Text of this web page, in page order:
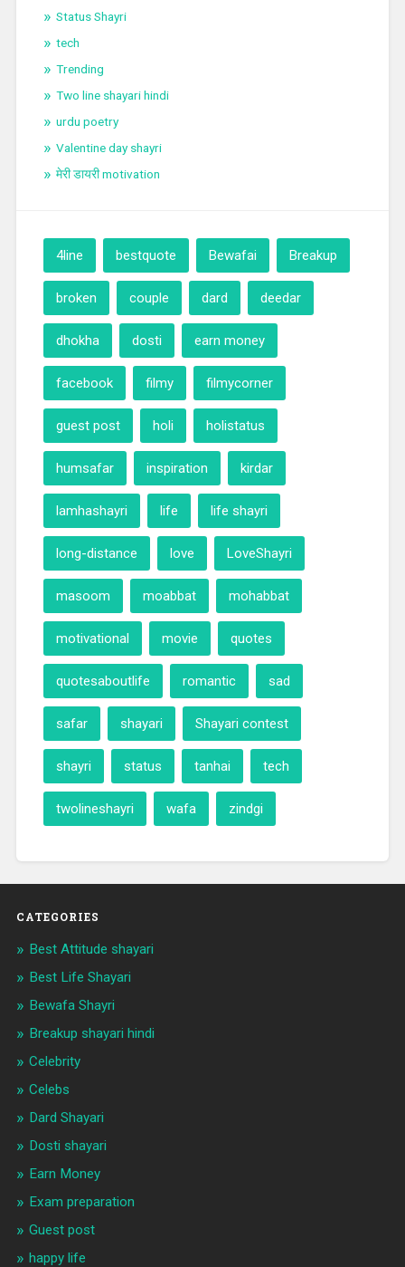
Status Shayri
tech
Trending
Two line shayari hindi
urdu poetry
Valentine day shayri
मेरी डायरी motivation
4line bestquote Bewafai Breakup
broken couple dard deedar
dhokha dosti earn money
facebook filmy filmycorner
guest post holi holistatus
humsafar inspiration kirdar
lamhashayri life life shayri
long-distance love LoveShayri
masoom moabbat mohabbat
motivational movie quotes
quotesaboutlife romantic sad
safar shayari Shayari contest
shayri status tanhai tech
twolineshayri wafa zindgi
CATEGORIES
Best Attitude shayari
Best Life Shayari
Bewafa Shayri
Breakup shayari hindi
Celebrity
Celebs
Dard Shayari
Dosti shayari
Earn Money
Exam preparation
Guest post
happy life